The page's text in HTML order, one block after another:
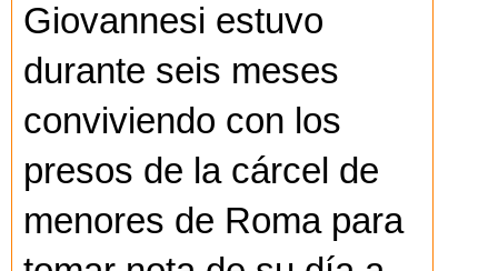
Giovannesi estuvo
durante seis meses
conviviendo con los
presos de la cárcel de
menores de Roma para